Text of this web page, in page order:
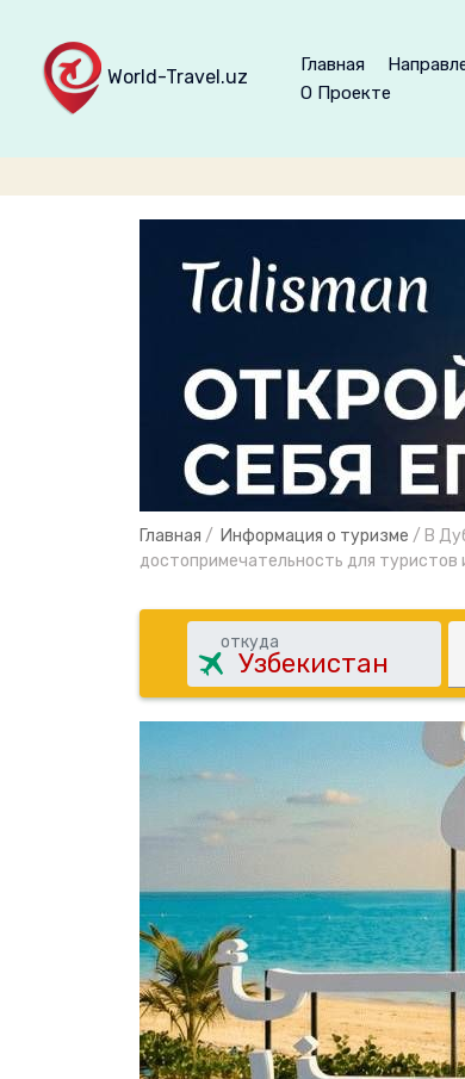
World-Travel.uz
Главная
О Проекте
Главная / Информация о туризме / В
достопримечательность для туристов
откуда